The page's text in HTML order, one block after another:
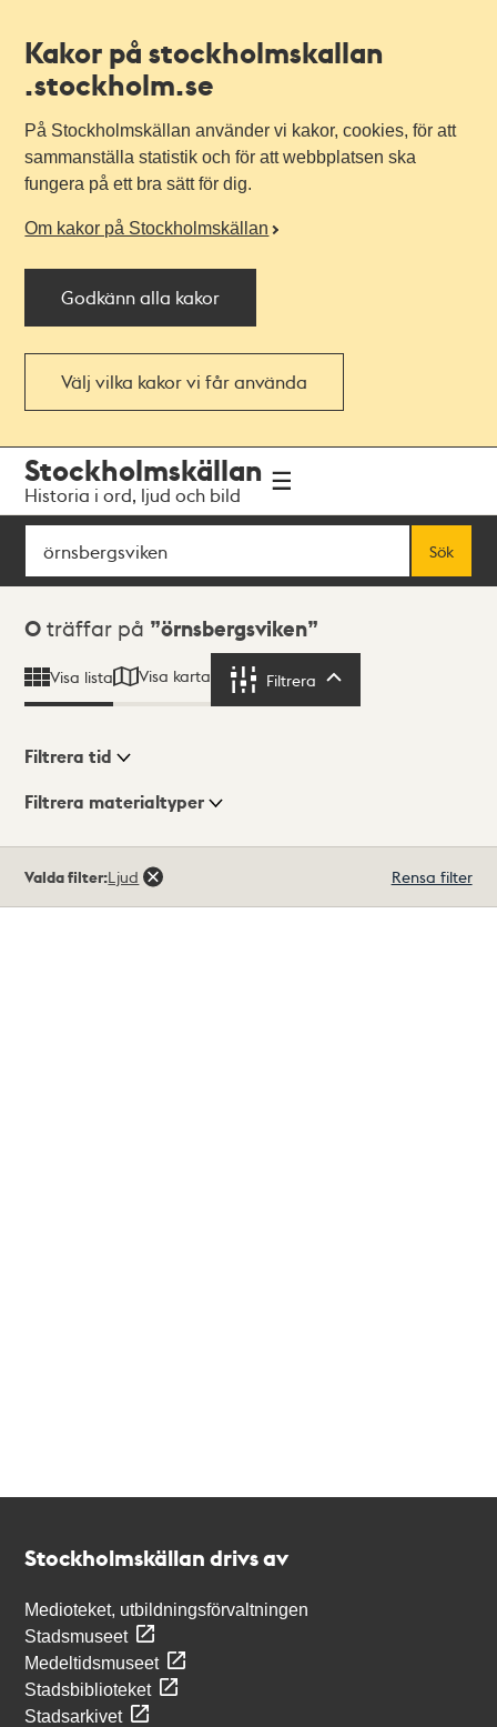
Kakor på stockholmskallan
.stockholm.se
På Stockholmskällan använder vi kakor, cookies, för att
sammanställa statistik och för att webbplatsen ska
fungera på ett bra sätt för dig.
Om kakor på Stockholmskällan
Godkänn alla kakor
Välj vilka kakor vi får använda
navigationen
huvudinnehållet
Stockholmskällan
Historia i ord, ljud och bild
Sök
Sök
Sökresultat
0 träffar på örnsbergsviken
Visa lista Visa karta Filtrera
Visningsläge
Filtrera tid
Filtrera materialtyper
träffar
Valda filter:Ljud Rensa filter
Stockholmskällan drivs av
Medioteket, utbildningsförvaltningen
Stadsmuseet
Medeltidsmuseet
Stadsbiblioteket
Stadsarkivet